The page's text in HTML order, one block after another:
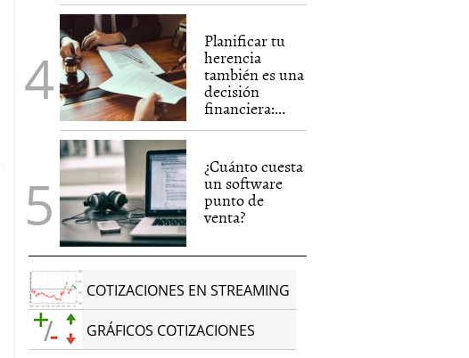
Planificar tu
herencia
también es una
decisión
financiera:...
¿Cuánto cuesta
un software
punto de
venta?
COTIZACIONES EN STREAMING
GRÁFICOS COTIZACIONES